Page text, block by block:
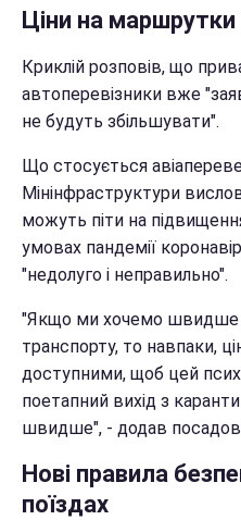
Ціни на маршрутки
Криклій розповів, що
автоперевізники вже
не будуть збільшувати".
Що стосується
Мінінфраструктури
можуть піти на
умовах пандемії
"недолуго і неправильно".
"Якщо ми хочемо швидше
транспорту, то навпаки,
доступними, щоб цей
поетапний вихід з
швидше", - додав
Нові правила
поїздах